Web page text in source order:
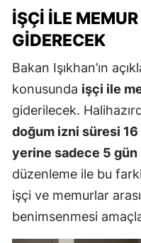
İŞÇI ILE
GIDERECEK
Bakan Işıkhan’ın
konusunda işçi ile
giderilecek.
doğum izni süresi
yerine sadece 5 gün
düzenleme ile bu
işçi ve memurlar
benimsenmesi